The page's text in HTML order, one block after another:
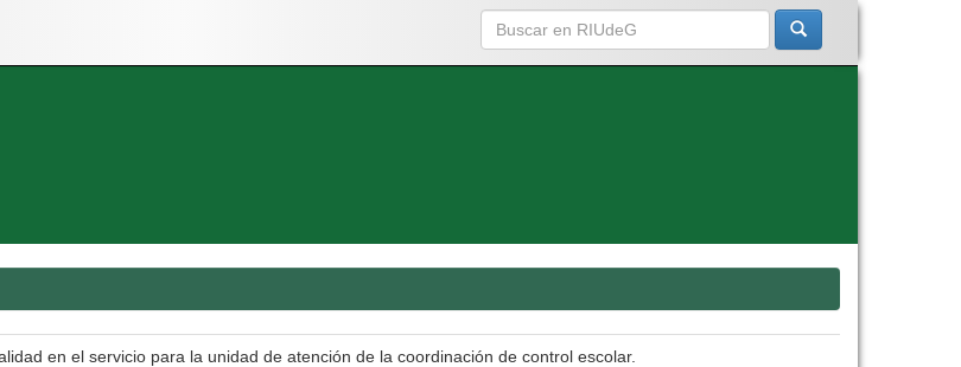
en el servicio para la unidad de atención de la coordinación de control escolar.